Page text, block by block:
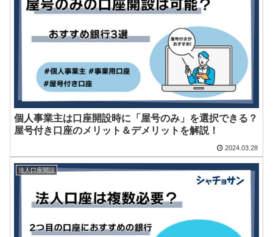
個人事業主は口座開設時に「屋号のみ」を選択できる？
屋号付き口座のメリット＆デメリットを解説！
2024.03.28
法人口座開設